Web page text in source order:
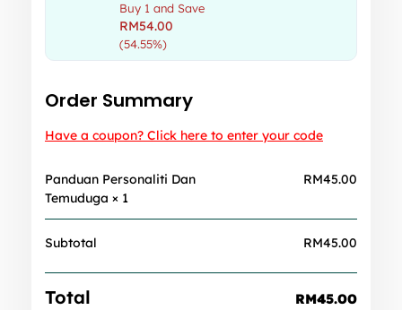
Buy 1 and Save
RM54.00
(54.55%)
Order Summary
Have a coupon? Click here to enter your code
Panduan Personaliti Dan
Temuduga × 1
RM45.00
Subtotal RM45.00
Total RM45.00